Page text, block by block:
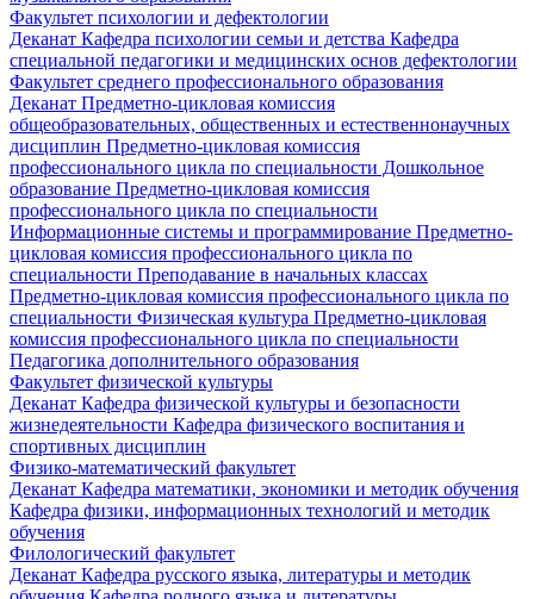
Факультет психологии и дефектологии
Деканат Кафедра психологии семьи и детства Кафедра
специальной педагогики и медицинских основ дефектологии
Факультет среднего профессионального образования
Деканат Предметно-цикловая комиссия
общеобразовательных, общественных и естественнонаучных
дисциплин Предметно-цикловая комиссия
профессионального цикла по специальности Дошкольное
образование Предметно-цикловая комиссия
профессионального цикла по специальности
Информационные системы и программирование Предметно-
цикловая комиссия профессионального цикла по
специальности Преподавание в начальных классах
Предметно-цикловая комиссия профессионального цикла по
специальности Физическая культура Предметно-цикловая
комиссия профессионального цикла по специальности
Педагогика дополнительного образования
Факультет физической культуры
Деканат Кафедра физической культуры и безопасности
жизнедеятельности Кафедра физического воспитания и
спортивных дисциплин
Физико-математический факультет
Деканат Кафедра математики, экономики и методик обучения
Кафедра физики, информационных технологий и методик
обучения
Филологический факультет
Деканат Кафедра русского языка, литературы и методик